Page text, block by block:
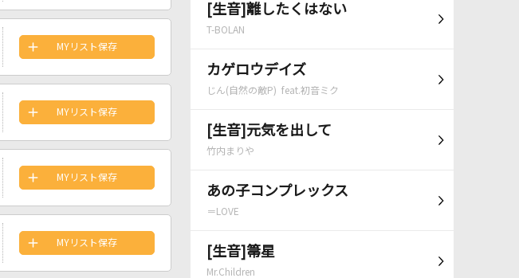
[生音]離したくはない
T-BOLAN
カゲロウデイズ
じん(自然の敵P) feat.初音ミク
[生音]元気を出して
竹内まりや
あの子コンプレックス
＝LOVE
[生音]箒星
Mr.Children
MYリスト保存
MYリスト保存
MYリスト保存
MYリスト保存